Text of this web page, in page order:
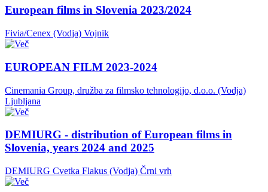
European films in Slovenia 2023/2024
Fivia/Cenex (Vodja) Vojnik
EUROPEAN FILM 2023-2024
Cinemania Group, družba za filmsko tehnologijo, d.o.o. (Vodja)
Ljubljana
DEMIURG - distribution of European films in
Slovenia, years 2024 and 2025
DEMIURG Cvetka Flakus (Vodja) Črni vrh